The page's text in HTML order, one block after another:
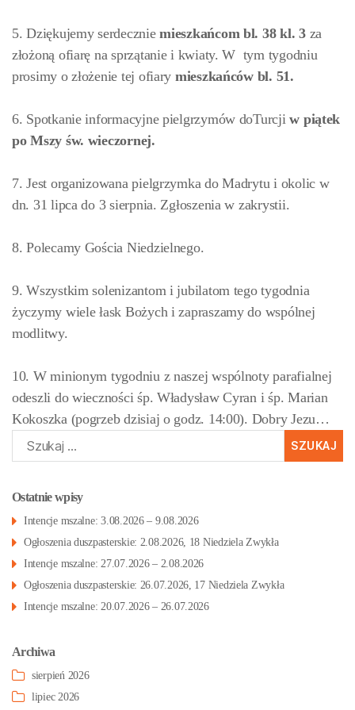
5. Dziękujemy serdeczniemieszkańcom bl. 38 kl. 3 za
złożoną ofiarę na sprzątanie i kwiaty. W tym tygodniu
prosimy o złożenie tej ofiary mieszkańców bl. 51.
6. Spotkanie informacyjne pielgrzymów doTurcjiw piątek
po Mszy św. wieczornej.
7. Jest organizowana pielgrzymka do Madrytu i okolic w
dn. 31 lipca do 3 sierpnia. Zgłoszenia w zakrystii.
8. Polecamy Gościa Niedzielnego.
9. Wszystkim solenizantom i jubilatom tego tygodnia
życzymy wiele łask Bożych i zapraszamy do wspólnej
modlitwy.
10. W minionym tygodniu z naszej wspólnoty parafialnej
odeszli do wieczności śp. Władysław Cyran i śp. Marian
Kokoszka (pogrzeb dzisiaj o godz. 14:00). Dobry Jezu…
Szukaj:
Ostatnie wpisy
Intencje mszalne: 3.08.2026 – 9.08.2026
Ogłoszenia duszpasterskie: 2.08.2026, 18 Niedziela Zwykła
Intencje mszalne: 27.07.2026 – 2.08.2026
Ogłoszenia duszpasterskie: 26.07.2026, 17 Niedziela Zwykła
Intencje mszalne: 20.07.2026 – 26.07.2026
Archiwa
sierpień 2026
lipiec 2026